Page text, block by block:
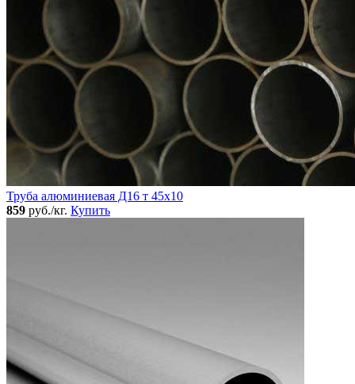
Труба алюминиевая Д16 т 45х10
859 руб./кг. Купить